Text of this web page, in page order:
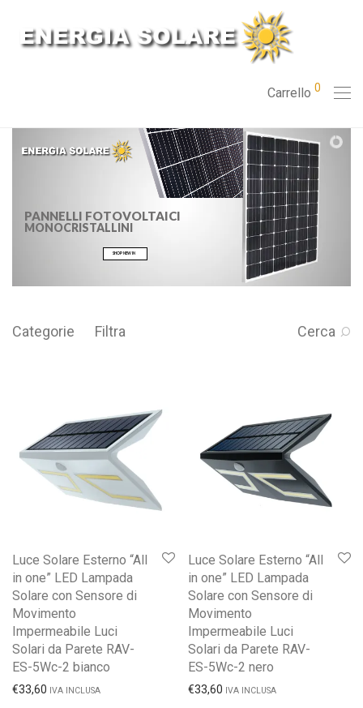
Carrello 0
PANNELLI FOTOVOLTAICI
MONOCRISTALLINI
SHOP NEW IN
Categorie Filtra Cerca
Luce Solare Esterno “All
in one” LED Lampada
Solare con Sensore di
Movimento
Impermeabile Luci
Solari da Parete RAV-
ES-5Wc-2 bianco
€33,60 IVA INCLUSA
Luce Solare Esterno “All
in one” LED Lampada
Solare con Sensore di
Movimento
Impermeabile Luci
Solari da Parete RAV-
ES-5Wc-2 nero
€33,60 IVA INCLUSA